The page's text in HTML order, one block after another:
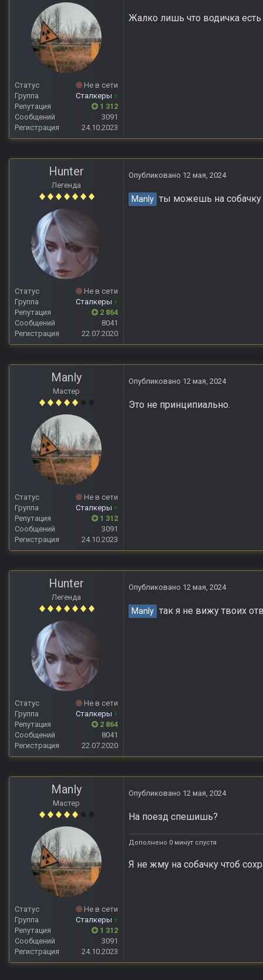
Статус
Не в сети
Группа
Сталкеры +
Репутация
1 312
Сообщений
3091
Регистрация
24.10.2023
Жалко лишь что водичка
Hunter
Легенда
Статус
Не в сети
Группа
Сталкеры +
Репутация
2 864
Сообщений
8041
Регистрация
22.07.2020
Опубликовано 12 мая, 2024
Manly ты можешь на
Manly
Мастер
Статус
Не в сети
Группа
Сталкеры +
Репутация
1 312
Сообщений
3091
Регистрация
24.10.2023
Опубликовано 12 мая, 2024
Это не принципиально.
Hunter
Легенда
Статус
Не в сети
Группа
Сталкеры +
Репутация
2 864
Сообщений
8041
Регистрация
22.07.2020
Опубликовано 12 мая, 2024
Manly так я не вижу твоих
Manly
Мастер
Статус
Не в сети
Группа
Сталкеры +
Репутация
1 312
Сообщений
3091
Регистрация
24.10.2023
Опубликовано 12 мая, 2024
На поезд спешишь?
Дополнено 0 минут спустя
Я не жму на собачку чтоб